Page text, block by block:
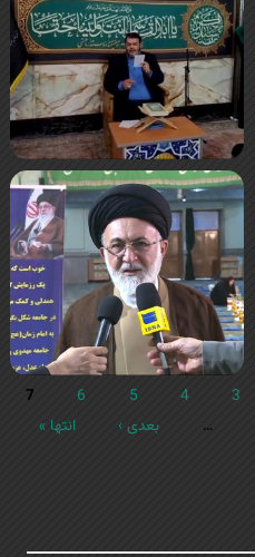
3
4
5
6
7
… بعدی › انتها »